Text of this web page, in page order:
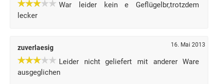
War leider kein e Geflügelbr,trotzdem
lecker
zuverlaesig 16. Mai 2013
Leider nicht geliefert mit anderer Ware
ausgeglichen